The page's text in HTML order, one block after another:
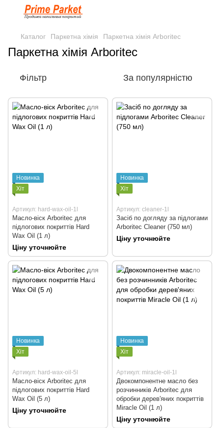
Каталог Паркетна хімія Паркетна хімія Arboritec
Паркетна хімія Arboritec
Фільтр За популярністю
Новинка
Хіт
Артикул: hard-wax-oil-1l
Масло-віск Arboritec для
підлогових покриттів Hard
Wax Oil (1 л)
Ціну уточнюйте
Новинка
Хіт
Артикул: cleaner-1l
Засіб по догляду за підлогами
Arboritec Cleaner (750 мл)
Ціну уточнюйте
Новинка
Хіт
Артикул: hard-wax-oil-5l
Масло-віск Arboritec для
підлогових покриттів Hard
Wax Oil (5 л)
Ціну уточнюйте
Новинка
Хіт
Артикул: miracle-oil-1l
Двокомпонентне масло без
розчинників Arboritec для
обробки дерев'яних покриттів
Miracle Oil (1 л)
Ціну уточнюйте